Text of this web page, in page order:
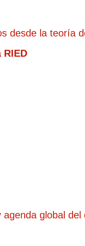
desde la teoría
RIED
agenda global